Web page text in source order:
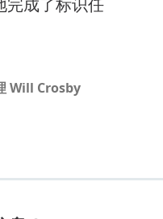
完成了标识任
Will Crosby